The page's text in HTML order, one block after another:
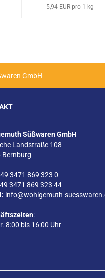
5,94 EUR pro 1 kg
GmbH
Süßwaren GmbH
Landstraße 108
Bernburg
3471 869 323 0
3471 869 323 44
info@wohlgemuth-
:
8:00 bis 16:00 Uhr